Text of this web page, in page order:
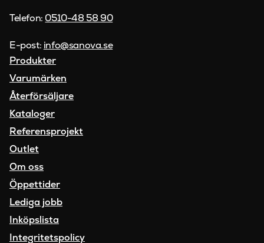
Telefon: 0510-48 58 90
E-post: info@sanova.se
Produkter
Varumärken
Återförsäljare
Kataloger
Referensprojekt
Outlet
Om oss
Öppettider
Lediga jobb
Inköpslista
Integritetspolicy